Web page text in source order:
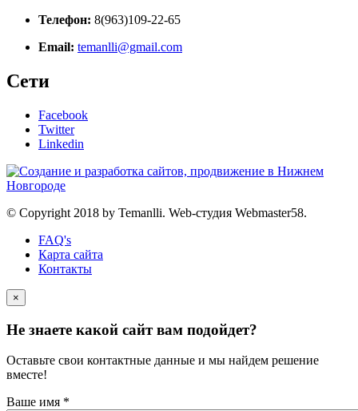
Телефон: 8(963)109-22-65
Email: temanlli@gmail.com
Сети
Facebook
Twitter
Linkedin
© Copyright 2018 by Temanlli. Web-студия Webmaster58.
FAQ's
Карта сайта
Контакты
×
Не знаете какой сайт вам подойдет?
Оставьте свои контактные данные и мы найдем решение
вместе!
Ваше имя *